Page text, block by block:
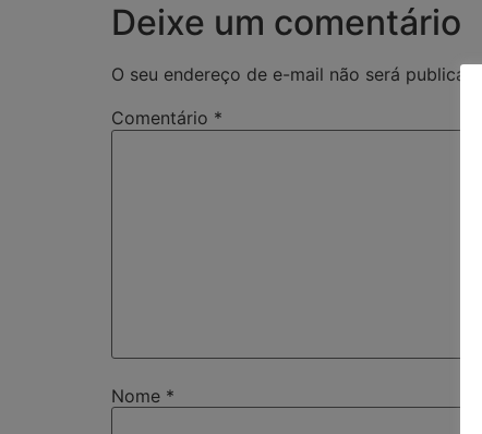
Deixe um comentário
O seu endereço de e-mail não será publicado.
Comentário *
Nome *